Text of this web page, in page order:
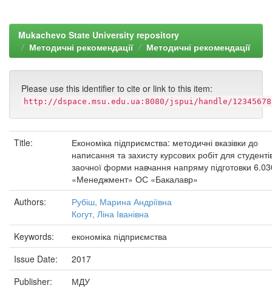
Mukachevo State University repository
Методичні рекомендації
Методичні рекомендації
Please use this identifier to cite or link to this item:
http://dspace.msu.edu.ua:8080/jspui/handle/
Title:
Економіка підприємства: методичні вказівки до
написання та захисту курсових робіт для
заочної форми навчання напряму підготовки
«Менеджмент» ОС «Бакалавр»
Authors:
Рубіш, Марина Андріївна
Когут, Ліна Іванівна
Keywords:
економіка підприємства
Issue Date:
2017
Publisher:
МДУ